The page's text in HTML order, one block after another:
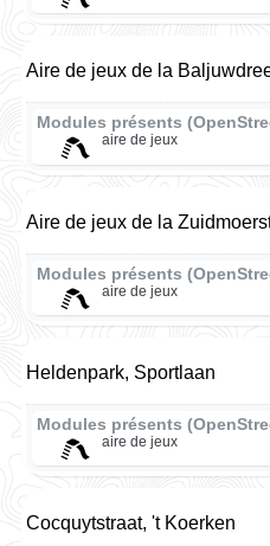
Aire de jeux de la
Modules présents
aire de jeux
Aire de jeux de la
Modules présents
aire de jeux
Heldenpark, Sportlaan
Modules présents
aire de jeux
Cocquytstraat, 't Koerken